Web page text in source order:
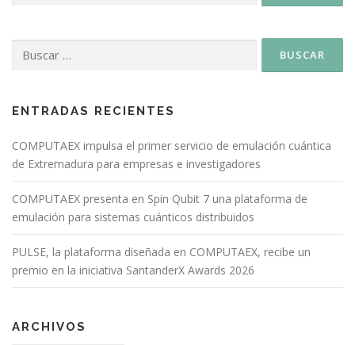
ENTRADAS RECIENTES
COMPUTAEX impulsa el primer servicio de emulación cuántica
de Extremadura para empresas e investigadores
COMPUTAEX presenta en Spin Qubit 7 una plataforma de
emulación para sistemas cuánticos distribuidos
PULSE, la plataforma diseñada en COMPUTAEX, recibe un
premio en la iniciativa SantanderX Awards 2026
ARCHIVOS